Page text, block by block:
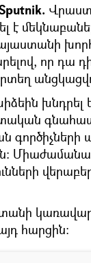
է
որ դա
հարցին։